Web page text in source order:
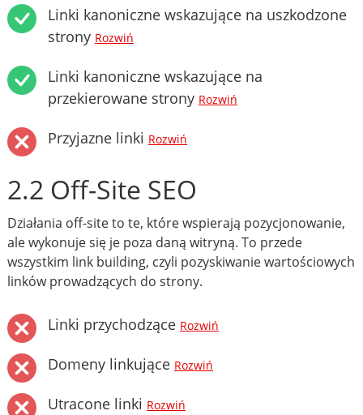
Linki kanoniczne wskazujące na uszkodzone
strony Rozwiń
Linki kanoniczne wskazujące na
przekierowane strony Rozwiń
Przyjazne linki Rozwiń
2.2 Off-Site SEO
Działania off-site to te, które wspierają pozycjonowanie,
ale wykonuje się je poza daną witryną. To przede
wszystkim link building, czyli pozyskiwanie wartościowych
linków prowadzących do strony.
Linki przychodzące Rozwiń
Domeny linkujące Rozwiń
Utracone linki Rozwiń